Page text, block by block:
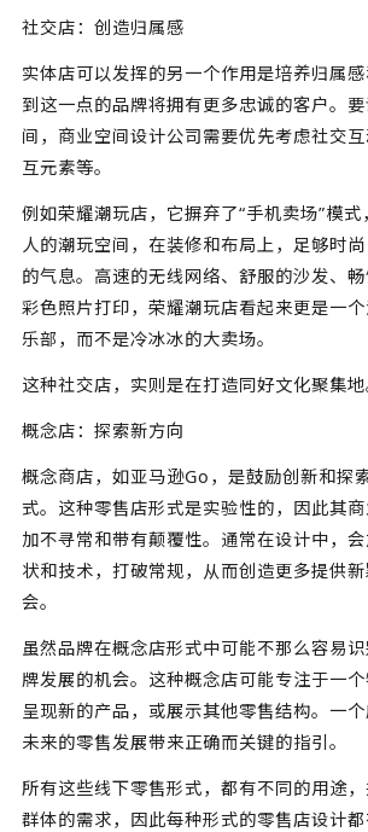
社交店：创造归属感
实体店可以发挥的另一个作用是培养归属
到这一点的品牌将拥有更多忠诚的客户。
间，商业空间设计公司需要优先考虑社交
互元素等。
例如荣耀潮玩店，它摒弃了“手机卖场”模
人的潮玩空间，在装修和布局上，足够时
的气息。高速的无线网络、舒服的沙发、
彩色照片打印，荣耀潮玩店看起来更是一
乐部，而不是冷冰冰的大卖场。
这种社交店，实则是在打造同好文化聚集地
概念店：探索新方向
概念商店，如亚马逊Go，是鼓励创新和探
式。这种零售店形式是实验性的，因此其
加不寻常和带有颠覆性。通常在设计中，
状和技术，打破常规，从而创造更多提供
会。
虽然品牌在概念店形式中可能不那么容易
牌发展的机会。这种概念店可能专注于一个
呈现新的产品，或展示其他零售结构。一
未来的零售发展带来正确而关键的指引。
所有这些线下零售形式，都有不同的用途
群体的需求，因此每种形式的零售店设计